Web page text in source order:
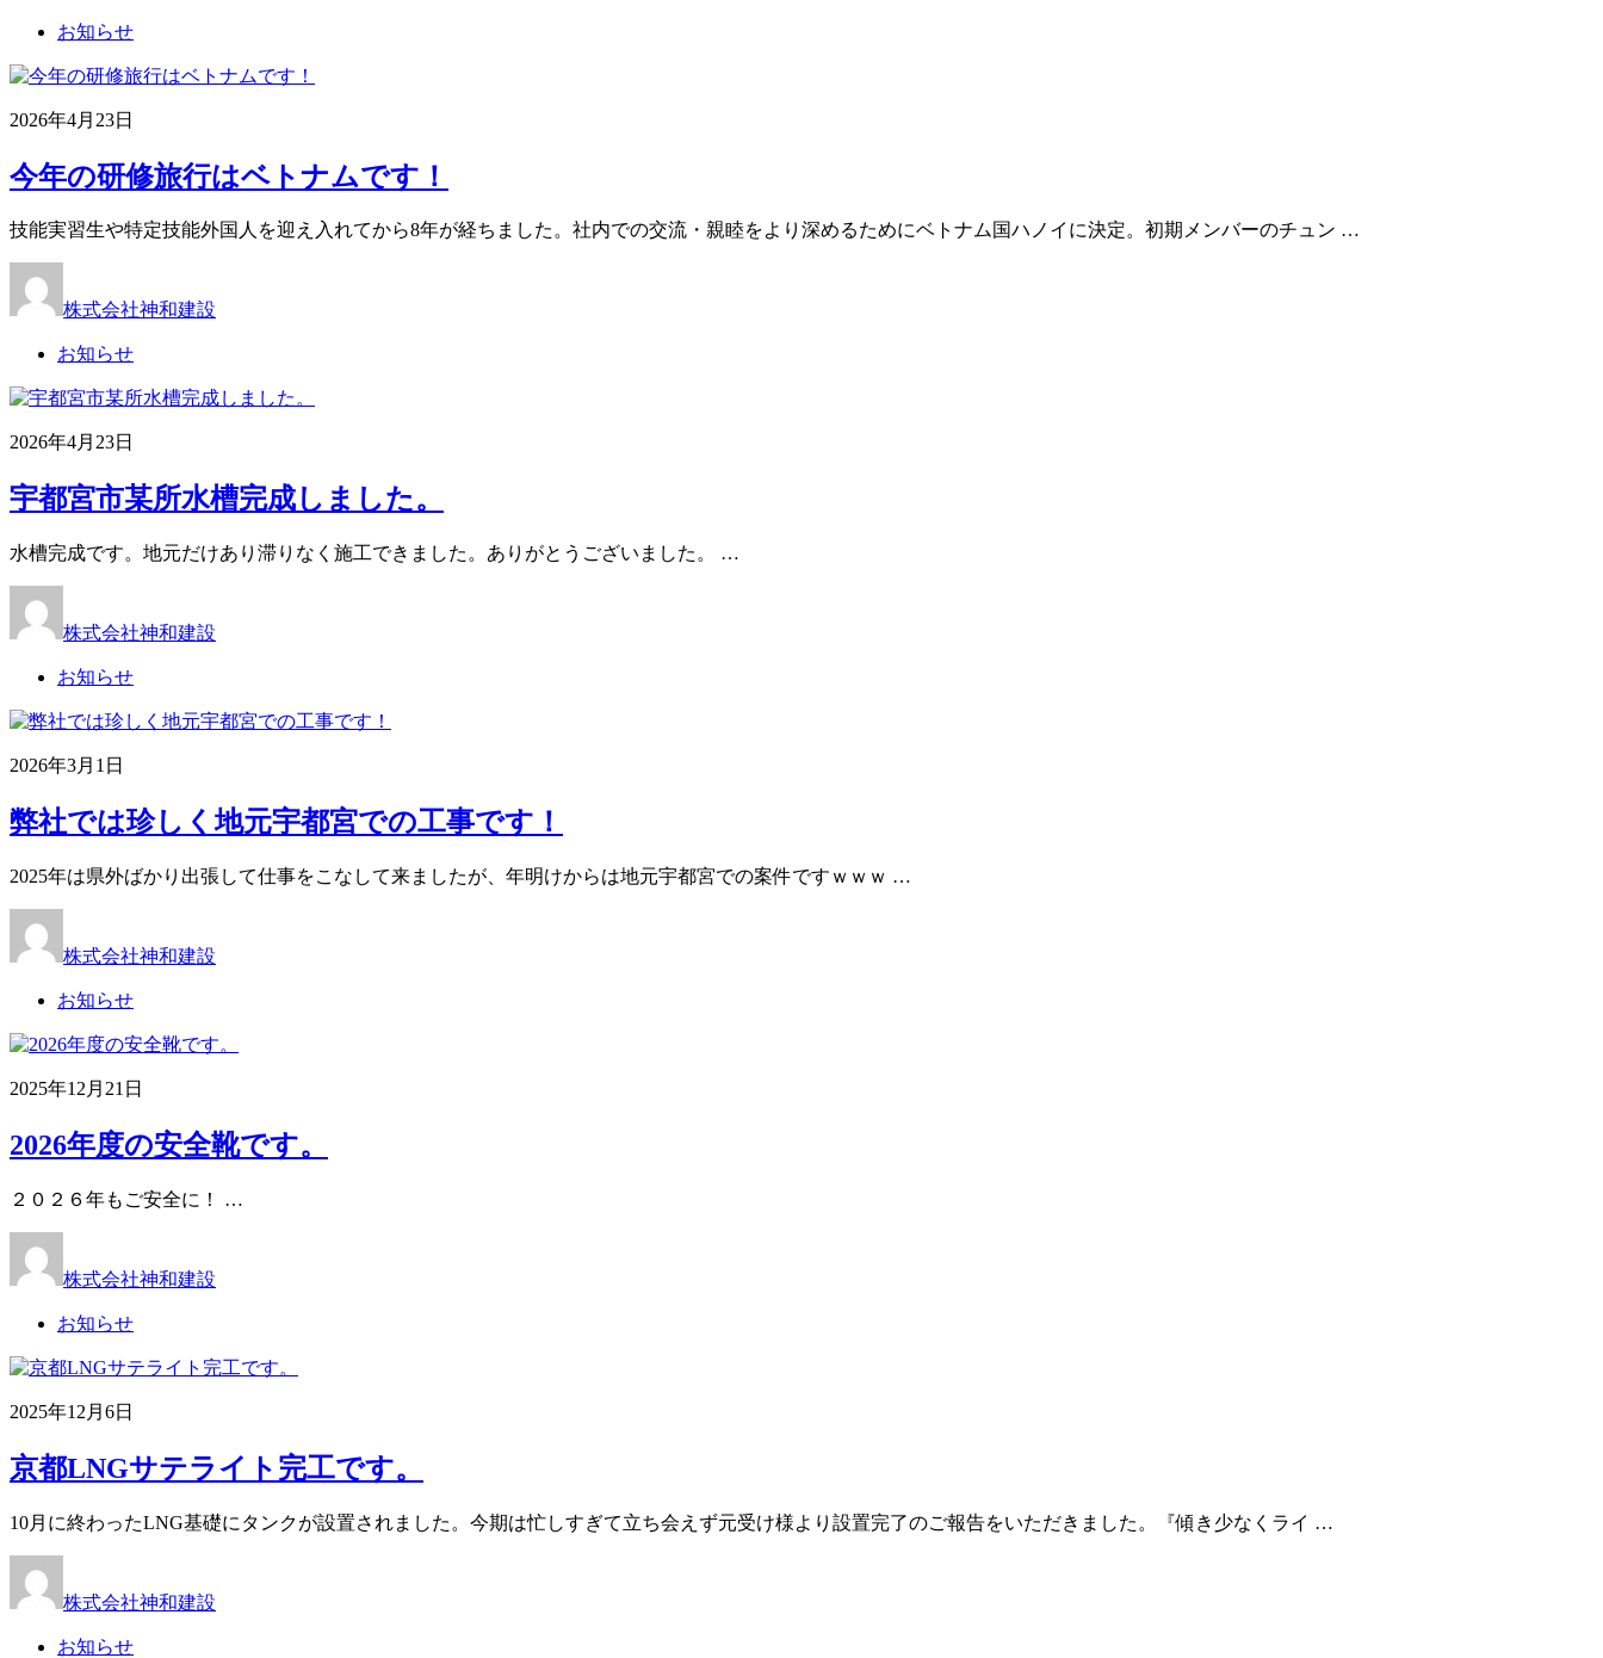
お知らせ
2026年4月23日
今年の研修旅行はベトナムです！
技能実習生や特定技能外国人を迎え入れてから8年が経ちました。社内での交流・親睦をより深めるためにベトナム国ハノイに決定。初期メンバーのチュン …
株式会社神和建設
お知らせ
2026年4月23日
宇都宮市某所水槽完成しました。
水槽完成です。地元だけあり滞りなく施工できました。ありがとうございました。 …
株式会社神和建設
お知らせ
2026年3月1日
弊社では珍しく地元宇都宮での工事です！
2025年は県外ばかり出張して仕事をこなして来ましたが、年明けからは地元宇都宮での案件ですｗｗｗ …
株式会社神和建設
お知らせ
2025年12月21日
2026年度の安全靴です。
２０２６年もご安全に！ …
株式会社神和建設
お知らせ
2025年12月6日
京都LNGサテライト完工です。
10月に終わったLNG基礎にタンクが設置されました。今期は忙しすぎて立ち会えず元受け様より設置完了のご報告をいただきました。『傾き少なくライ …
株式会社神和建設
お知らせ